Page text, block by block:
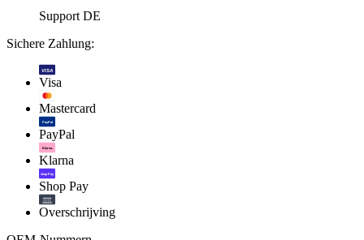
Support DE
Sichere Zahlung:
VISA
Visa
Mastercard
PayPal
PayPal
Klarna.
Klarna
shop Pay
Shop Pay
Overschrijving